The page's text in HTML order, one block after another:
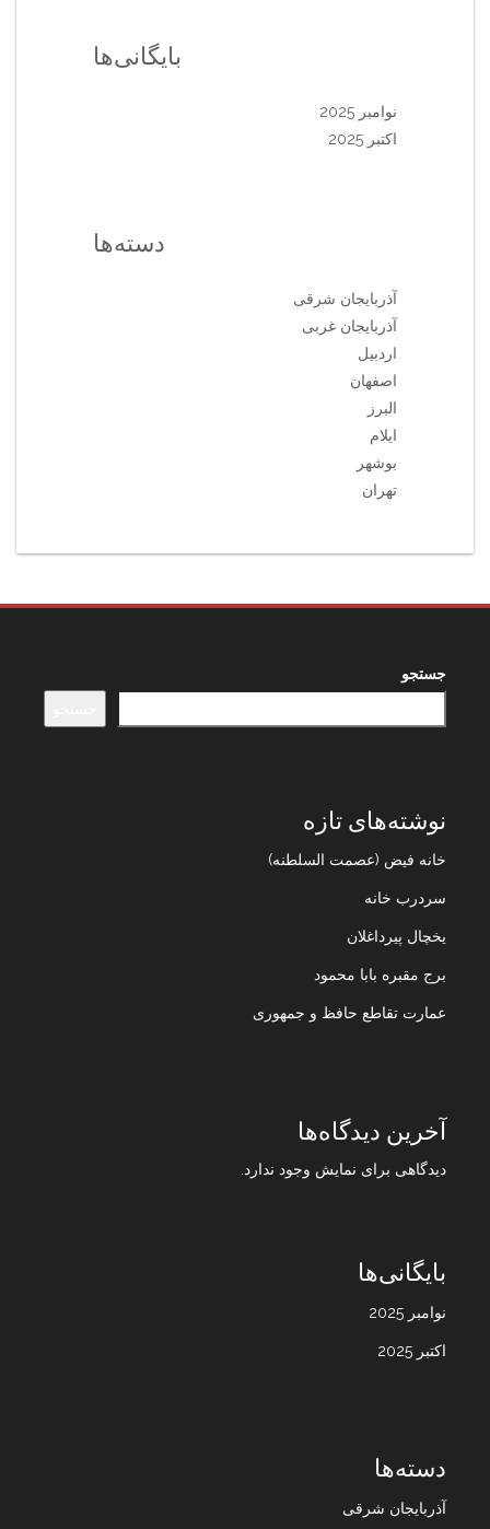
بایگانی‌ها
نوامبر 2025
اکتبر 2025
دسته‌ها
آذربایجان شرقی
آذربایجان غربی
اردبیل
اصفهان
البرز
ایلام
بوشهر
تهران
جستجو
نوشته‌های تازه
خانه فیض (عصمت السلطنه)
سردرب خانه
یخچال پیرداغلان
برج مقبره بابا محمود
عمارت تقاطع حافظ و جمهوری
آخرین دیدگاه‌ها
دیدگاهی برای نمایش وجود ندارد.
بایگانی‌ها
نوامبر 2025
اکتبر 2025
دسته‌ها
آذربایجان شرقی